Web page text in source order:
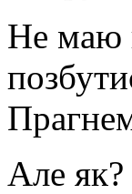
Не маю
Але